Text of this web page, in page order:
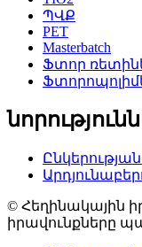
ՊՎՔ
PET
Masterbatch
Ֆտոր
Ընկերության
© Հեղինակային
իրավունքները